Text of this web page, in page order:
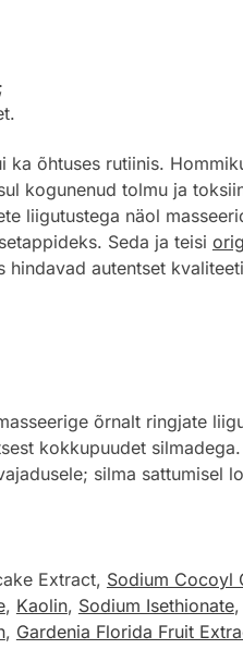
ka õhtuses rutiinis.
kogunenud tolmu ja
liigutustega näol
Seda ja teisi
autentset
õrnalt ringjate
kokkupuudet
silma sattumisel
Extract, Sodium Cocoyl
, Kaolin, Sodium Isethionate,
, Gardenia Florida Fruit